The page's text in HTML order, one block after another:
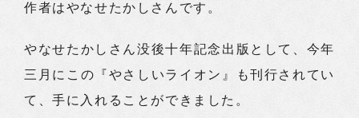
作者はやなせたかしさんです。
やなせたかしさん没後十年記念出版として、今年
三月にこの『やさしいライオン』も刊行されてい
て、手に入れることができました。